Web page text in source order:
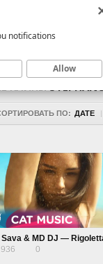
КЛИПЫ
ПО: ДАТЕ |
936
0
notifications
Allow